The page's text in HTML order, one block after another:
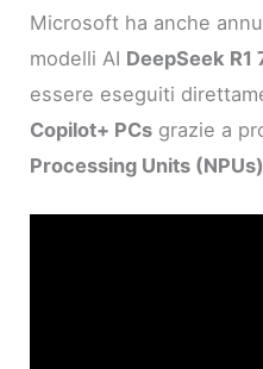
Microsoft ha anche
modelli AI DeepSeek R1
essere eseguiti
Copilot+ PCs grazie a
Processing Units (NPUs)